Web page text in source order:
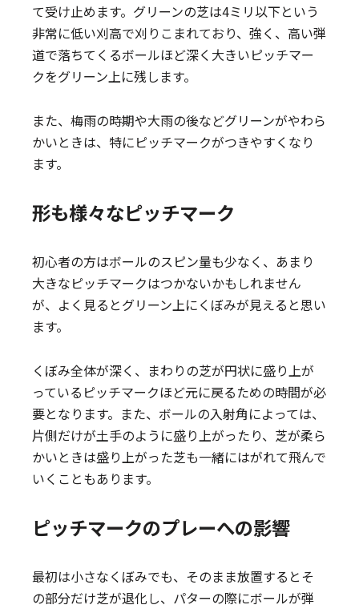
て受け止めます。グリーンの芝は4ミリ以下という
非常に低い刈高で刈りこまれており、強く、高い弾
道で落ちてくるボールほど深く大きいピッチマー
クをグリーン上に残します。
また、梅雨の時期や大雨の後などグリーンがやわら
かいときは、特にピッチマークがつきやすくなり
ます。
形も様々なピッチマーク
初心者の方はボールのスピン量も少なく、あまり
大きなピッチマークはつかないかもしれません
が、よく見るとグリーン上にくぼみが見えると思い
ます。
くぼみ全体が深く、まわりの芝が円状に盛り上が
っているピッチマークほど元に戻るための時間が必
要となります。また、ボールの入射角によっては、
片側だけが土手のように盛り上がったり、芝が柔ら
かいときは盛り上がった芝も一緒にはがれて飛んで
いくこともあります。
ピッチマークのプレーへの影響
最初は小さなくぼみでも、そのまま放置するとそ
の部分だけ芝が退化し、パターの際にボールが弾